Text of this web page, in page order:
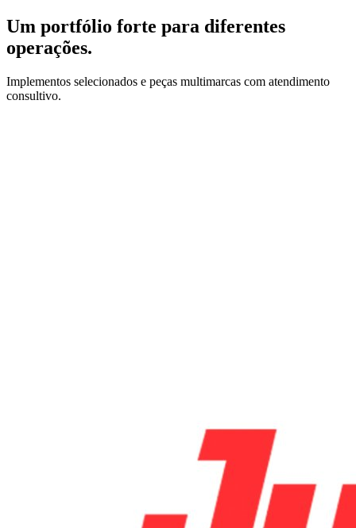
Um portfólio forte para diferentes
operações.
Implementos selecionados e peças multimarcas com atendimento
consultivo.